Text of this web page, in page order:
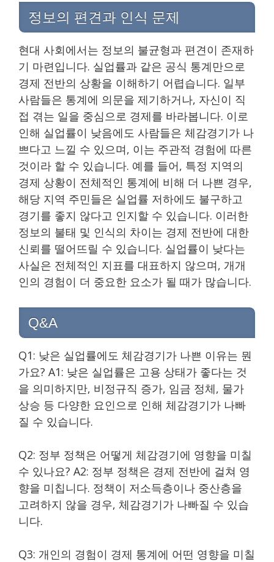
정보의 편견과 인식 문제
현대 사회에서는 정보의 불균형과 편견이 존재하
기 마련입니다. 실업률과 같은 공식 통계만으로
경제 전반의 상황을 이해하기 어렵습니다. 일부
사람들은 통계에 의문을 제기하거나, 자신이 직
접 겪는 일을 중심으로 경제를 바라봅니다. 이로
인해 실업률이 낮음에도 사람들은 체감경기가 나
쁘다고 느낄 수 있으며, 이는 주관적 경험에 따른
것이라 할 수 있습니다. 예를 들어, 특정 지역의
경제 상황이 전체적인 통계에 비해 더 나쁜 경우,
해당 지역 주민들은 실업률 저하에도 불구하고
경기를 좋지 않다고 인지할 수 있습니다. 이러한
정보의 불태 및 인식의 차이는 경제 전반에 대한
신뢰를 떨어뜨릴 수 있습니다. 실업률이 낮다는
사실은 전체적인 지표를 대표하지 않으며, 개개
인의 경험이 더 중요한 요소가 될 때가 많습니다.
Q&A
Q1: 낮은 실업률에도 체감경기가 나쁜 이유는 뭔
가요? A1: 낮은 실업률은 고용 상태가 좋다는 것
을 의미하지만, 비정규직 증가, 임금 정체, 물가
상승 등 다양한 요인으로 인해 체감경기가 나빠
질 수 있습니다.
Q2: 정부 정책은 어떻게 체감경기에 영향을 미칠
수 있나요? A2: 정부 정책은 경제 전반에 걸쳐 영
향을 미칩니다. 정책이 저소득층이나 중산층을
고려하지 않을 경우, 체감경기가 나빠질 수 있습
니다.
Q3: 개인의 경험이 경제 통계에 어떤 영향을 미칠